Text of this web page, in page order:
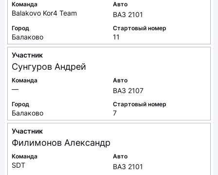
Команда
Balakovo Kor4 Team
Авто
ВАЗ 2101
Город
Балаково
Стартовый номер
11
Участник
Сунгуров Андрей
Команда
—
Авто
ВАЗ 2107
Город
Балаково
Стартовый номер
7
Участник
Филимонов Александр
Команда
SDT
Авто
ВАЗ 2101